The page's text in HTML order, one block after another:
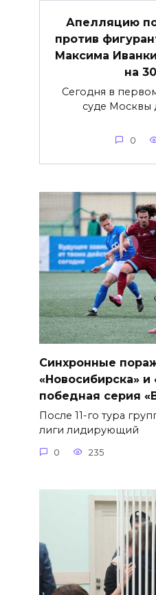
Апелляцию
против
Максима
на
Сегодня в
суде
0
Синхронные
«Новосибирска» и
победная серия
После 11-го тура
лиги лидирующий
0 235